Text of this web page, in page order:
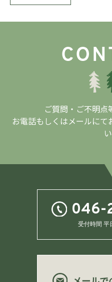
ご質問・ご不明点
お電話もしくはメールに
046-
受付時間 平